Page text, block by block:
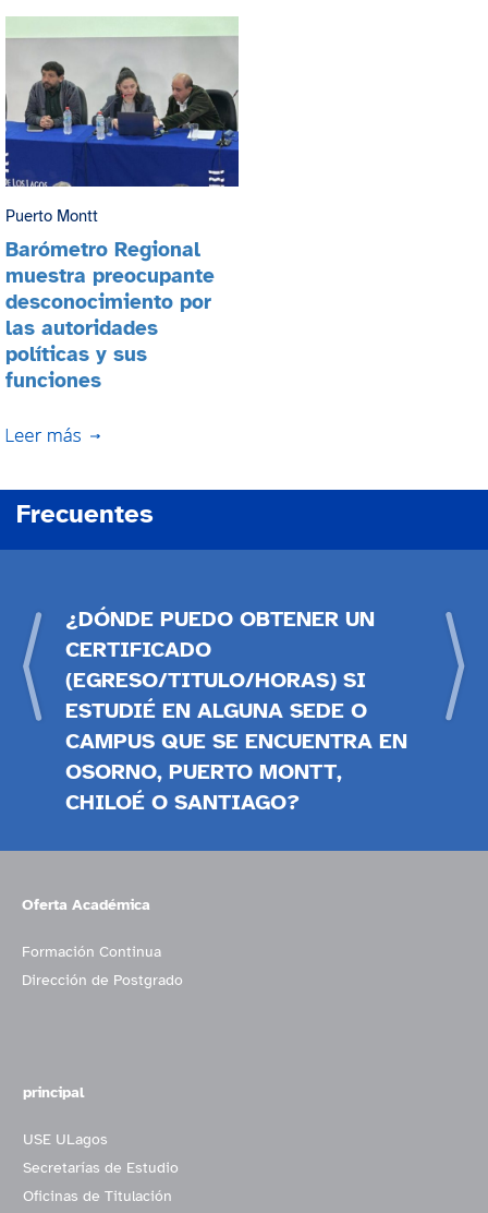
Puerto Montt
Barómetro Regional
muestra preocupante
desconocimiento por
las autoridades
políticas y sus
funciones
Frecuentes
¿DÓNDE PUEDO OBTENER UN
CERTIFICADO
(EGRESO/TITULO/HORAS) SI
ESTUDIÉ EN ALGUNA SEDE O
CAMPUS QUE SE ENCUENTRA EN
OSORNO, PUERTO MONTT,
CHILOÉ O SANTIAGO?
Oferta Académica
Formación Continua
Dirección de Postgrado
principal
USE ULagos
Secretarías de Estudio
Oficinas de Titulación